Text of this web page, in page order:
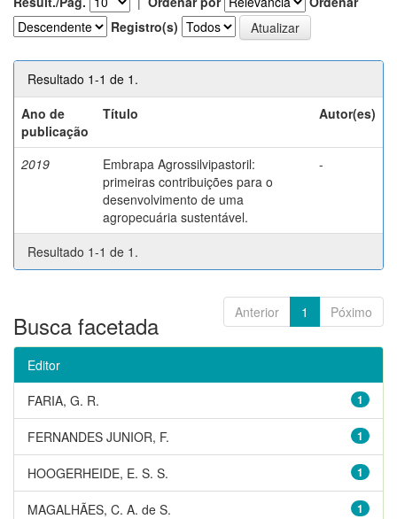
Registro(s)
Resultado 1-1 de 1.
Ano de
publicação
Título Autor(es)
2019
Embrapa Agrossilvipastoril:
primeiras contribuições para o
desenvolvimento de uma
agropecuária sustentável.
-
Resultado 1-1 de 1.
Anterior 1 Póximo
Busca facetada
Editor
1
FARIA, G. R.
1
FERNANDES JUNIOR, F.
1
HOOGERHEIDE, E. S. S.
1
MAGALHÃES, C. A. de S.